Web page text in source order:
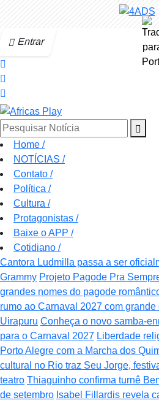
Entrar
Pesquisar Notícia
Home /
NOTÍCIAS /
Contato /
Política /
Cultura /
Protagonistas /
Baixe o APP /
Cotidiano /
Cantora Ludmilla passa a ser
Grammy Projeto Pagode Pra
grandes nomes do pagode
rumo ao Carnaval 2027 com grande
Uirapuru Conheça o novo samba-
para o Carnaval 2027 Liberdade
Porto Alegre com a Marcha dos
cultural no Rio traz Seu Jorge,
teatro Thiaguinho confirma turnê
de setembro Isabel Fillardis revela